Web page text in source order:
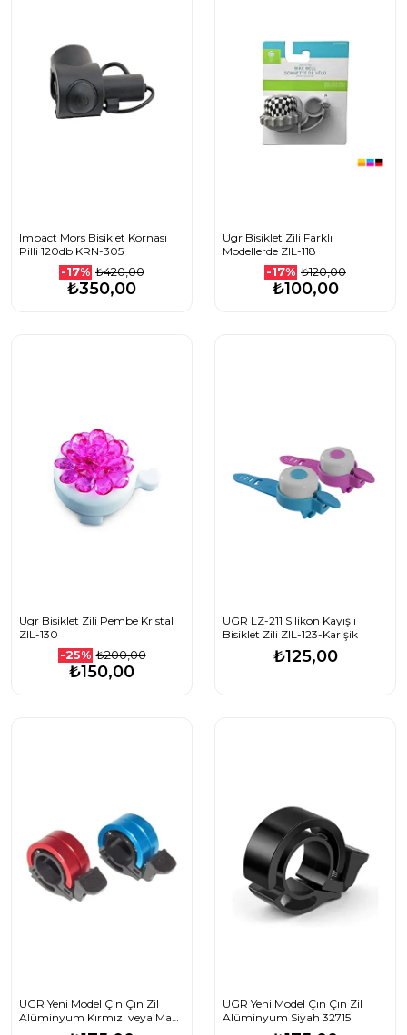
Impact Mors Bisiklet Kornası
Pilli 120db KRN-305
-17% ₺420,00
₺350,00
Ugr Bisiklet Zili Farklı
Modellerde ZIL-118
-17% ₺120,00
₺100,00
Ugr Bisiklet Zili Pembe Kristal
ZIL-130
-25% ₺200,00
₺150,00
UGR LZ-211 Silikon Kayışlı
Bisiklet Zili ZIL-123-Karişik
₺125,00
UGR Yeni Model Çın Çın Zil
Alüminyum Kırmızı veya Mavi
UGR Yeni Model Çın Çın Zil
Alüminyum Siyah 32715